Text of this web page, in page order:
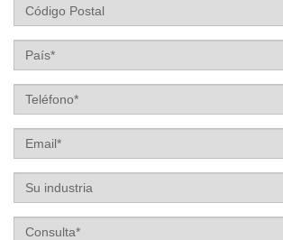
Código
Postal
País
Teléfono
Email
Su
industria